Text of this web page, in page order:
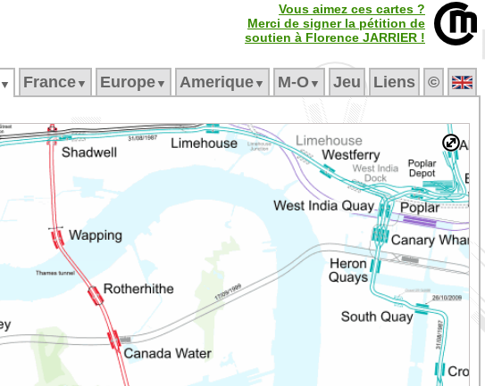
Vous aimez ces cartes ?
Merci de signer la pétition de
soutien à Florence JARRIER !
▼ France ▼ Europe ▼ Amerique ▼ M‑O ▼ Jeu Liens ©